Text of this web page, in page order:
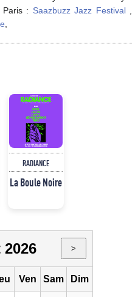
Paris : Saazbuzz Jazz Festival
RADIANCE
La Boule Noire
>
Ven Sam Dim